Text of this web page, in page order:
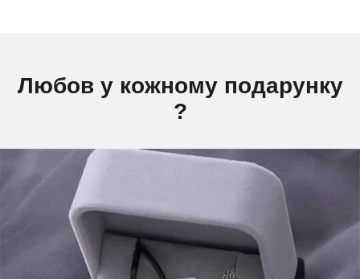
Любов у кожному подарунку
?